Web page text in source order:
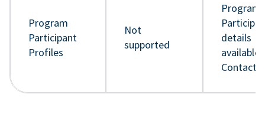
Program
Participant
Profiles
Not
supported
Program
details
available
Contact